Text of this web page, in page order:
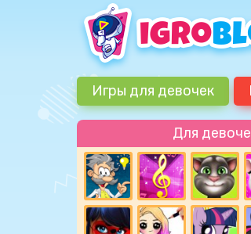
Игры для девочек
Для